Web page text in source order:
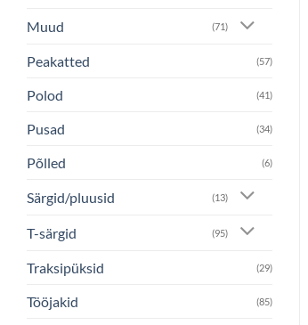
Muud (71)
Peakatted (57)
Polod (41)
Pusad (34)
Põlled (6)
Särgid/pluusid (13)
T-särgid (95)
Traksipüksid (29)
Tööjakid (85)